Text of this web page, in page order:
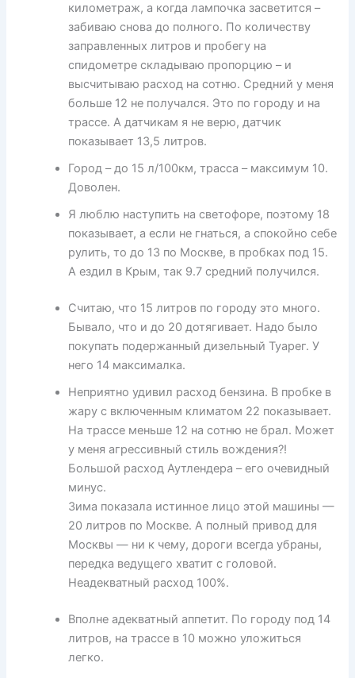
километраж, а когда лампочка засветится –
забиваю снова до полного. По количеству
заправленных литров и пробегу на
спидометре складываю пропорцию – и
высчитываю расход на сотню. Средний у меня
больше 12 не получался. Это по городу и на
трассе. А датчикам я не верю, датчик
показывает 13,5 литров.
Город – до 15 л/100км, трасса – максимум 10.
Доволен.
Я люблю наступить на светофоре, поэтому 18
показывает, а если не гнаться, а спокойно себе
рулить, то до 13 по Москве, в пробках под 15.
А ездил в Крым, так 9.7 средний получился.
Считаю, что 15 литров по городу это много.
Бывало, что и до 20 дотягивает. Надо было
покупать подержанный дизельный Туарег. У
него 14 максималка.
Неприятно удивил расход бензина. В пробке в
жару с включенным климатом 22 показывает.
На трассе меньше 12 на сотню не брал. Может
у меня агрессивный стиль вождения?!
Большой расход Аутлендера – его очевидный
минус.
Зима показала истинное лицо этой машины —
20 литров по Москве. А полный привод для
Москвы — ни к чему, дороги всегда убраны,
передка ведущего хватит с головой.
Неадекватный расход 100%.
Вполне адекватный аппетит. По городу под 14
литров, на трассе в 10 можно уложиться
легко.